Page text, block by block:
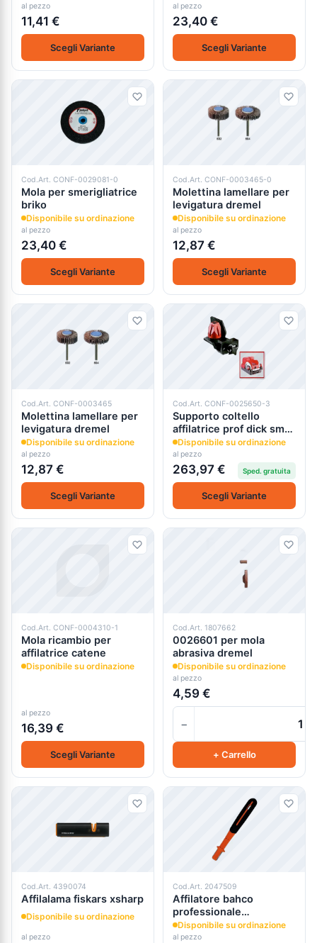
al pezzo
11,41 €
Scegli Variante
al pezzo
23,40 €
Scegli Variante
Cod.Art. CONF-0029081-0
Mola per smerigliatrice
briko
Disponibile su ordinazione
al pezzo
23,40 €
Scegli Variante
Cod.Art. CONF-0003465-0
Molettina lamellare per
levigatura dremel
Disponibile su ordinazione
al pezzo
12,87 €
Scegli Variante
Cod.Art. CONF-0003465
Molettina lamellare per
levigatura dremel
Disponibile su ordinazione
al pezzo
12,87 €
Scegli Variante
Cod.Art. CONF-0025650-3
Supporto coltello
affilatrice prof dick sm-
110
Disponibile su ordinazione
al pezzo
263,97 € Sped. gratuita
Scegli Variante
Cod.Art. CONF-0004310-1
Mola ricambio per
affilatrice catene
Disponibile su ordinazione
al pezzo
16,39 €
Scegli Variante
Cod.Art. 1807662
0026601 per mola
abrasiva dremel
Disponibile su ordinazione
al pezzo
4,59 €
−
+ Carrello
Cod.Art. 4390074
Affilalama fiskars xsharp
Disponibile su ordinazione
al pezzo
Cod.Art. 2047509
Affilatore bahco
professionale
brevettato sharp-x
Disponibile su ordinazione
al pezzo